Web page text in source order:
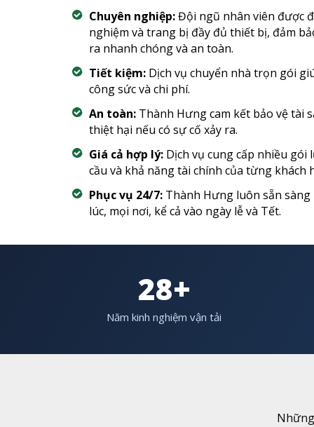
Chuyên nghiệp:Đội ngũ nhân viên được
nghiệm và trang bị đầy đủ thiết bị, đảm
ra nhanh chóng và an toàn.
Tiết kiệm: Dịch vụ chuyển nhà trọn gói
công sức và chi phí.
An toàn: Thành Hưng cam kết bảo vệ tài
thiệt hại nếu có sự cố xảy ra.
Giá cả hợp lý: Dịch vụ cung cấp nhiều
cầu và khả năng tài chính của từng khách
Phục vụ 24/7: Thành Hưng luôn sẵn
lúc, mọi nơi, kể cả vào ngày lễ và Tết.
28+
Năm kinh nghiệm vận tải